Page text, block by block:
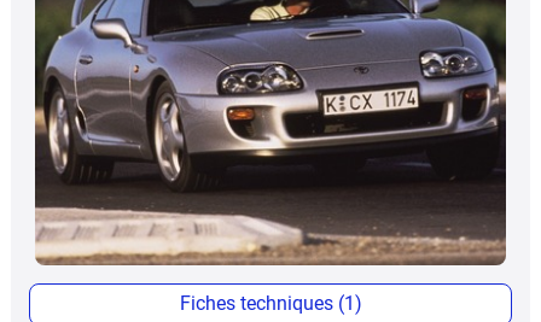
Fiches techniques (1)